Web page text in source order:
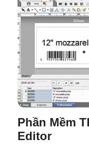
Phần Mềm
Editor